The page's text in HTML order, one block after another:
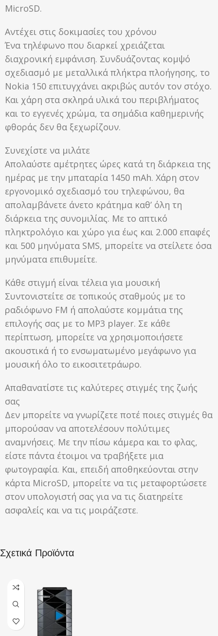
MicroSD.
Αντέχει στις δοκιμασίες του χρόνου
Ένα τηλέφωνο που διαρκεί χρειάζεται
διαχρονική εμφάνιση. Συνδυάζοντας κομψό
σχεδιασμό με μεταλλικά πλήκτρα πλοήγησης, το
Nokia 150 επιτυγχάνει ακριβώς αυτόν τον στόχο.
Και χάρη στα σκληρά υλικά του περιβλήματος
και το εγγενές χρώμα, τα σημάδια καθημερινής
φθοράς δεν θα ξεχωρίζουν.
Συνεχίστε να μιλάτε
Απολαύστε αμέτρητες ώρες κατά τη διάρκεια της
ημέρας με την μπαταρία 1450 mAh. Χάρη στον
εργονομικό σχεδιασμό του τηλεφώνου, θα
απολαμβάνετε άνετο κράτημα καθ’ όλη τη
διάρκεια της συνομιλίας. Με το απτικό
πληκτρολόγιο και χώρο για έως και 2.000 επαφές
και 500 μηνύματα SMS, μπορείτε να στείλετε όσα
μηνύματα επιθυμείτε.
Κάθε στιγμή είναι τέλεια για μουσική
Συντονιστείτε σε τοπικούς σταθμούς με το
ραδιόφωνο FM ή απολαύστε κομμάτια της
επιλογής σας με το MP3 player. Σε κάθε
περίπτωση, μπορείτε να χρησιμοποιήσετε
ακουστικά ή το ενσωματωμένο μεγάφωνο για
μουσική όλο το εικοσιτετράωρο.
Απαθανατίστε τις καλύτερες στιγμές της ζωής
σας
Δεν μπορείτε να γνωρίζετε ποτέ ποιες στιγμές θα
μπορούσαν να αποτελέσουν πολύτιμες
αναμνήσεις. Με την πίσω κάμερα και το φλας,
είστε πάντα έτοιμοι να τραβήξετε μια
φωτογραφία. Και, επειδή αποθηκεύονται στην
κάρτα MicroSD, μπορείτε να τις μεταφορτώσετε
στον υπολογιστή σας για να τις διατηρείτε
ασφαλείς και να τις μοιράζεστε.
Σχετικά Προϊόντα